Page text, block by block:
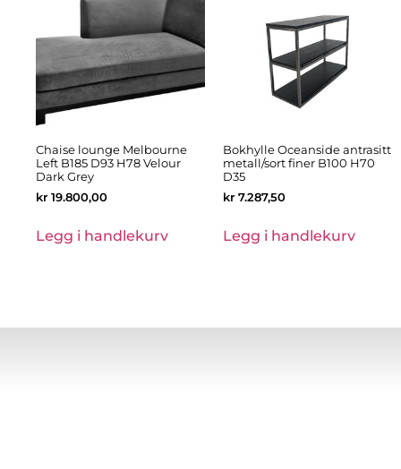
Chaise lounge Melbourne
Left B185 D93 H78 Velour
Dark Grey
kr 19.800,00
Legg i handlekurv
Bokhylle Oceanside antrasitt
metall/sort finer B100 H70
D35
kr 7.287,50
Legg i handlekurv